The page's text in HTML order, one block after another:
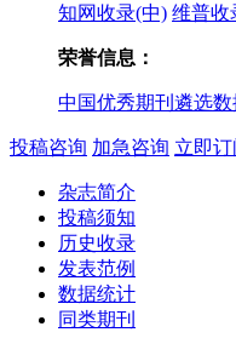
知网收录(中) 维普收
荣誉信息：
中国优秀期刊遴选
投稿咨询 加急咨询 立即订
杂志简介
投稿须知
历史收录
发表范例
数据统计
同类期刊